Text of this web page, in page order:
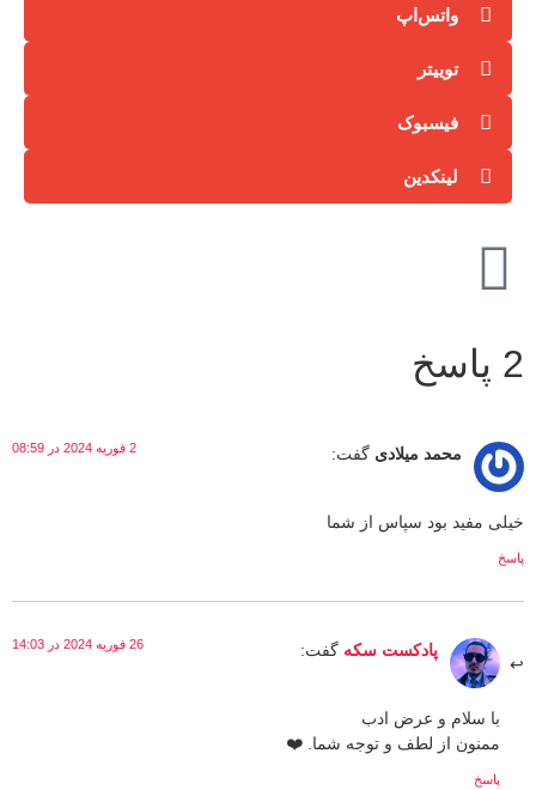
واتس‌اپ
توییتر
فیسبوک
لینکدین
2 پاسخ
محمد میلادی گفت: 2 فوریه 2024 در 08:59
خیلی مفید بود سپاس از شما
پاسخ
پادکست سکه گفت: 26 فوریه 2024 در 14:03
با سلام و عرض ادب
ممنون از لطف و توجه شما. ❤️
پاسخ